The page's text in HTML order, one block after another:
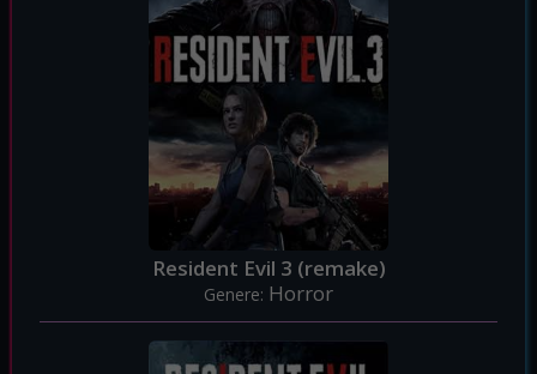
Resident Evil 3 (remake)
Genere: Horror